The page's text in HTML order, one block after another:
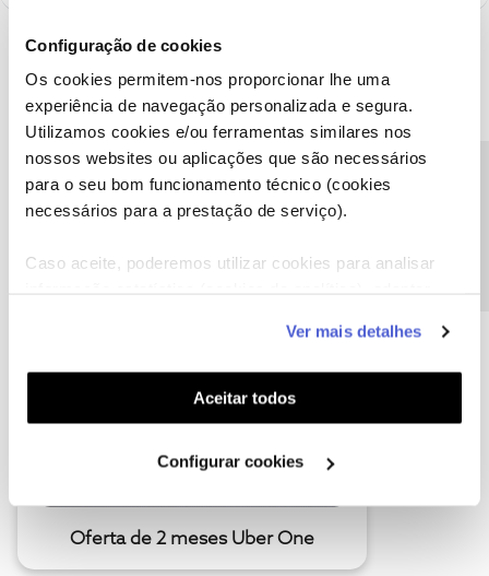
Configuração de cookies
Os cookies permitem-nos proporcionar lhe uma
experiência de navegação personalizada e segura.
Utilizamos cookies e/ou ferramentas similares nos
nossos websites ou aplicações que são necessários
para o seu bom funcionamento técnico (cookies
necessários para a prestação de serviço).
Caso aceite, poderemos utilizar cookies para analisar
funcionalidades (cookies de personalização e
funcionalidade) e adaptar anúncios aos seus interesses
(cookies de publicidade personalizada). Pode gerir a
utilização dos cookies clicando em "Configurar
Ver mais detalhes
Aceitar todos
Configurar cookies
A poupança que COMBINA
Oferta de 2 meses Uber One